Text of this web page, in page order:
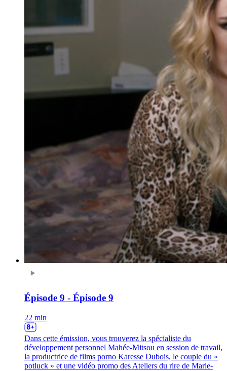
Épisode 9 - Épisode 9
22 min
Dans cette émission, vous trouverez la spécialiste du
développement personnel Mahée-Mitsou en session de travail,
la productrice de films porno Karesse Dubois, le couple du «
potluck » et une vidéo promo des Ateliers du rire de Marie-